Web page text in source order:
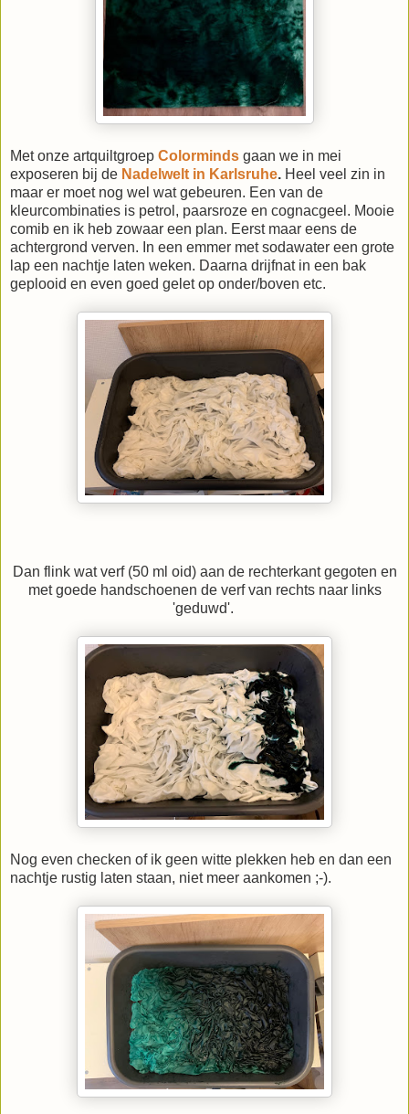
Met onze artquiltgroep Colorminds gaan we in mei
exposeren bij de Nadelwelt in Karlsruhe. Heel veel zin in
maar er moet nog wel wat gebeuren. Een van de
kleurcombinaties is petrol, paarsroze en cognacgeel. Mooie
comib en ik heb zowaar een plan. Eerst maar eens de
achtergrond verven. In een emmer met sodawater een grote
lap een nachtje laten weken. Daarna drijfnat in een bak
geplooid en even goed gelet op onder/boven etc.
Dan flink wat verf (50 ml oid) aan de rechterkant gegoten en
met goede handschoenen de verf van rechts naar links
'geduwd'.
Nog even checken of ik geen witte plekken heb en dan een
nachtje rustig laten staan, niet meer aankomen ;-).